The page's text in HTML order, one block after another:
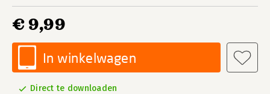
€ 9,99
In winkelwagen
Direct te downloaden